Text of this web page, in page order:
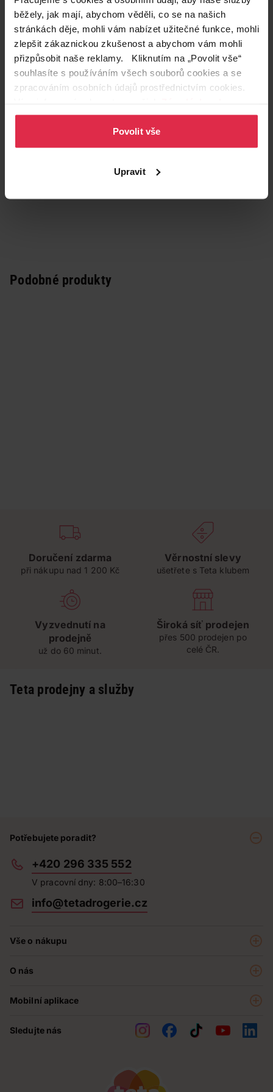
běžely, jak mají, abychom věděli, co se na našich
stránkách děje, mohli vám nabízet užitečné funkce, mohli
zlepšit zákaznickou zkušenost a abychom vám mohli
přizpůsobit naše reklamy. Kliknutím na „Povolit vše“
souhlasíte s používáním všech souborů cookies a se
zpracováním osobních údajů prostřednictvím cookies.
osobních údajů.
Povolit vše
Upravit
Věk dítěte Novorozenec
Zákazníci také často nakupují
Podobné produkty
Doručení zdarma
při nákupu nad 1 200 Kč
Věrnostní slevy
ušetřete s Teta klubem
Vyzvednutí na
prodejně
už do 60 minut.
Široká síť prodejen
přes 500 prodejen po
celé ČR.
Teta prodejny a služby
Potřebujete poradit?
+420 296 335 552
V pracovní dny: 8:00–16:30
info@tetadrogerie.cz
Vše o nákupu
Prodejny
Obchodní podmínky
O nás
Teta pomáhá
Mobilní aplikace
Sledujte nás